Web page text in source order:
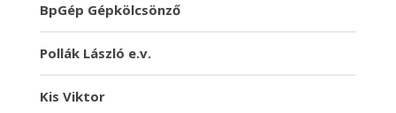
BpGép Gépkölcsönző
Pollák László e.v.
Kis Viktor